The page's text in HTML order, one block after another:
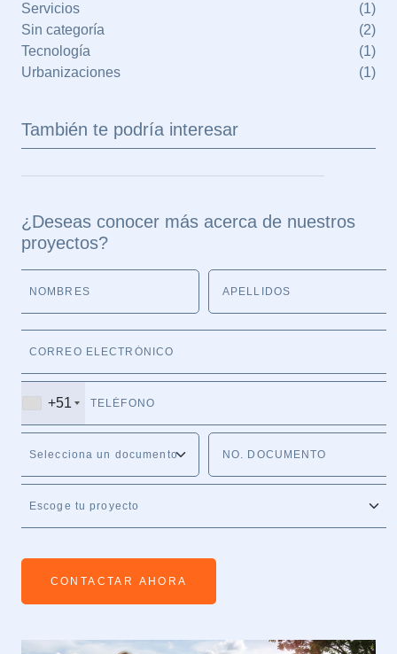
Servicios
(1)
Sin categoría
(2)
Tecnología
(1)
Urbanizaciones
(1)
También te podría interesar
¿Deseas conocer más acerca de nuestros
proyectos?
+51